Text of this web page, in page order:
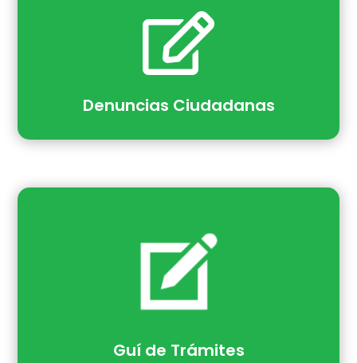

Denuncias Ciudadanas
Guí de Trámites